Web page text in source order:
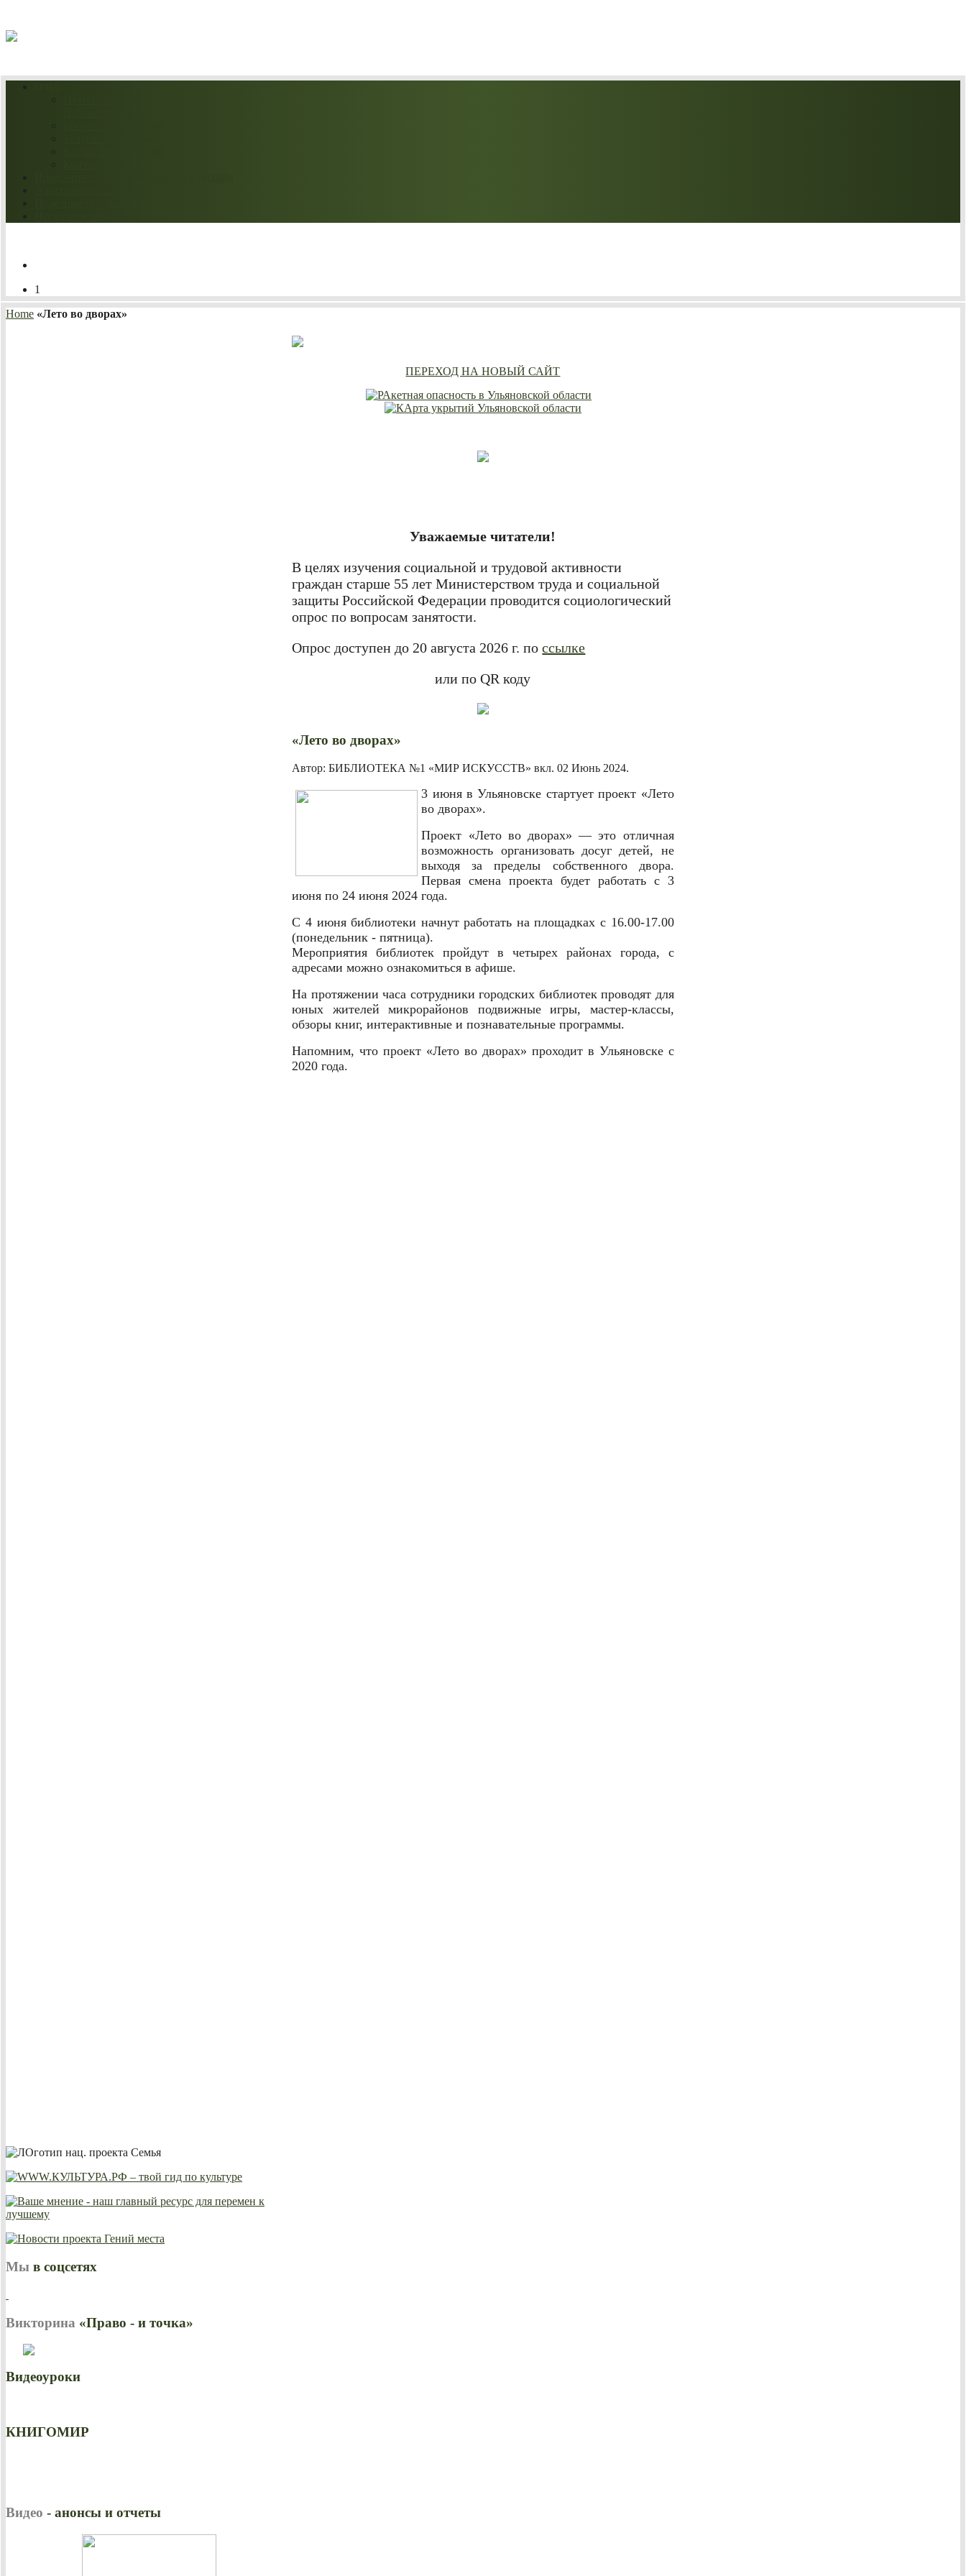
1
Home «Лето во дворах»
ПЕРЕХОД НА НОВЫЙ САЙТ
Уважаемые читатели!
В целях изучения социальной и трудовой активности
граждан старше 55 лет Министерством труда и социальной
защиты Российской Федерации проводится социологический
опрос по вопросам занятости.
Опрос доступен до 20 августа 2026 г. поссылке
или по QR коду
«Лето во дворах»
Автор: БИБЛИОТЕКА №1 «МИР ИСКУССТВ» вкл.02 Июнь 2024.
3 июня в Ульяновске стартует проект «Лето
во дворах».
Проект «Лето во дворах» — это отличная
возможность организовать досуг детей, не
выходя за пределы собственного двора.
Первая смена проекта будет работать с 3
июня по 24 июня 2024 года.
С 4 июня библиотеки начнут работать на площадках с 16.00-17.00
(понедельник - пятница).
Мероприятия библиотек пройдут в четырех районах города, с
адресами можно ознакомиться в афише.
На протяжении часа сотрудники городских библиотек проводят для
юных жителей микрорайонов подвижные игры, мастер-классы,
обзоры книг, интерактивные и познавательные программы.
Напомним, что проект «Лето во дворах» проходит в Ульяновске с
2020 года.
Мы в соцсетях
Викторина «Право - и точка»
Видеоуроки
КНИГОМИР
Видео - анонсы и отчеты